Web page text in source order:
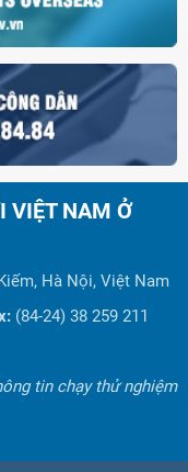
VIỆT NAM Ở
Hà Nội, Việt Nam
(84-24) 38 259 211
tin chạy thử nghiệm